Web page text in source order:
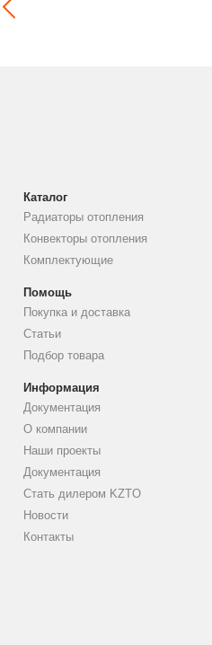
Каталог
Радиаторы отопления
Конвекторы отопления
Комплектующие
Помощь
Покупка и доставка
Статьи
Подбор товара
Информация
Документация
О компании
Наши проекты
Документация
Стать дилером KZTO
Новости
Контакты